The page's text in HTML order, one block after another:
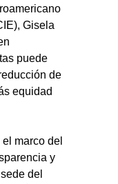
Gisela
puede
de
equidad
marco del
y
del